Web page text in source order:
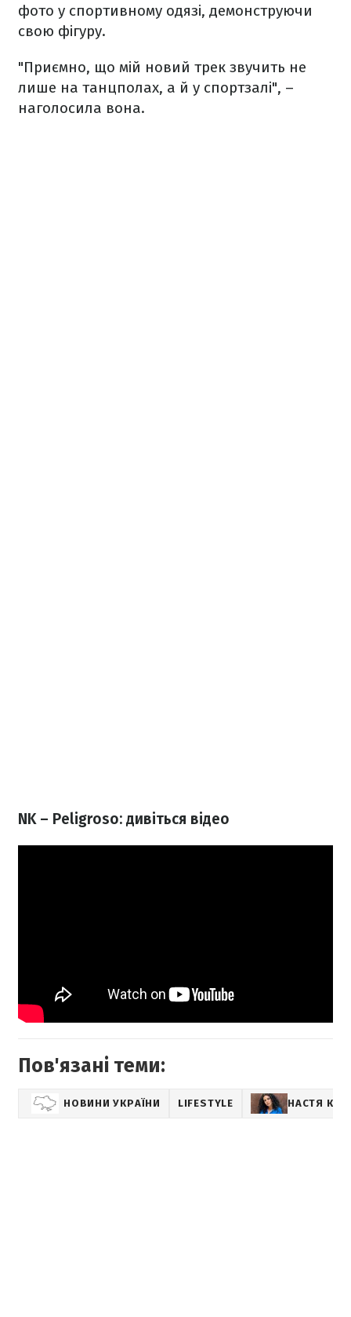
фото у спортивному одязі, демонструючи
свою фігуру.
"Приємно, що мій новий трек звучить не
лише на танцполах, а й у спортзалі", –
наголосила вона.
NK – Peligroso: дивіться відео
Пов'язані теми:
НОВИНИ УКРАЇНИ LIFESTYLE НАСТЯ